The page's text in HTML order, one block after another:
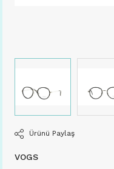
Ürünü Paylaş
VOGS